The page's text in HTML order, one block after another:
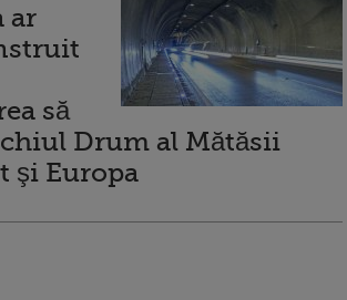
ar
să
Drum al Mătăsii
şi Europa